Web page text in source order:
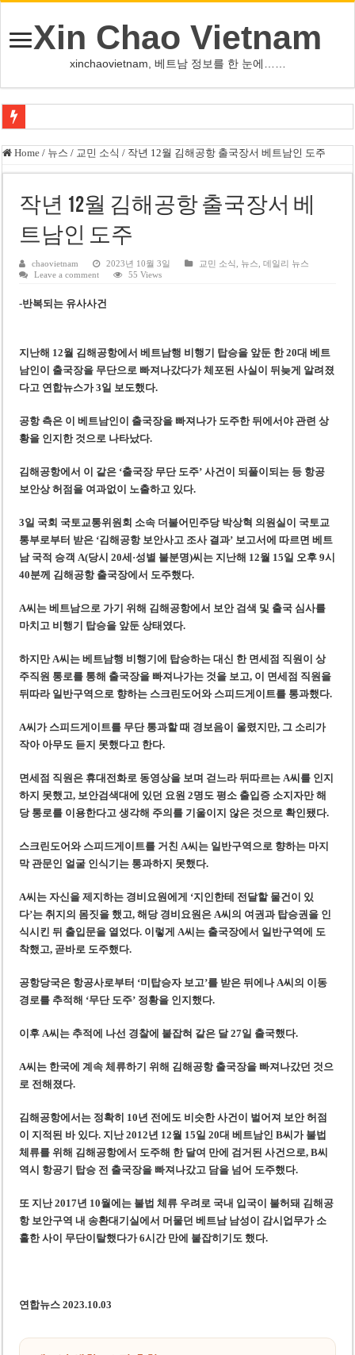
Xin Chao Vietnam
xinchaovietnam, 베트남 정보를 한 눈에……
베트남 화학·플라스틱 기업 납세 상위 10곳 공개…절반은 국영기업
MWG 대표 “올해 이익 목표 9조2천억동, 2~3개월 조기 달성 자신”
FIFA 인판티노 회장, 유럽 축구계·북미 정치권 불신임 압박 직면
미화원 쪽방 휴게실 논란…허리도 못 펴는 열악한 환경
우크라이나 전황 1,623일: 키이우, 탄도미사일 요격 실패…드론, 모스크바 집
호찌민 Đá Đỏ 수로 정비 사업, 2026년 말 완공 목표
조세심판원, 배우 유연석 30억 세금 불복 청구 기각
베트남 축구, 아세안컵 2026 캄보디아전 대승 예고
Home / 뉴스 / 교민 소식 / 작년 12월 김해공항 출국장서 베트남인 도주
작년 12월 김해공항 출국장서 베
트남인 도주
chaovietnam 2023년 10월 3일 교민 소식 뉴스 ,데일리 뉴스
Leave a comment
55 Views
-반복되는 유사사건
지난해 12월 김해공항에서 베트남행 비행기 탑승을 앞둔 한 20대 베트
남인이 출국장을 무단으로 빠져나갔다가 체포된 사실이 뒤늦게 알려졌
다고 연합뉴스가 3일 보도했다.
공항 측은 이 베트남인이 출국장을 빠져나가 도주한 뒤에서야 관련 상
황을 인지한 것으로 나타났다.
김해공항에서 이 같은 ‘출국장 무단 도주’ 사건이 되풀이되는 등 항공
보안상 허점을 여과없이 노출하고 있다.
3일 국회 국토교통위원회 소속 더불어민주당 박상혁 의원실이 국토교
통부로부터 받은 ‘김해공항 보안사고 조사 결과’ 보고서에 따르면 베트
남 국적 승객 A(당시 20세·성별 불분명)씨는 지난해 12월 15일 오후 9시
40분께 김해공항 출국장에서 도주했다.
A씨는 베트남으로 가기 위해 김해공항에서 보안 검색 및 출국 심사를
마치고 비행기 탑승을 앞둔 상태였다.
하지만 A씨는 베트남행 비행기에 탑승하는 대신 한 면세점 직원이 상
주직원 통로를 통해 출국장을 빠져나가는 것을 보고, 이 면세점 직원을
뒤따라 일반구역으로 향하는 스크린도어와 스피드게이트를 통과했다.
A씨가 스피드게이트를 무단 통과할 때 경보음이 울렸지만, 그 소리가
작아 아무도 듣지 못했다고 한다.
면세점 직원은 휴대전화로 동영상을 보며 걷느라 뒤따르는 A씨를 인지
하지 못했고, 보안검색대에 있던 요원 2명도 평소 출입증 소지자만 해
당 통로를 이용한다고 생각해 주의를 기울이지 않은 것으로 확인됐다.
스크린도어와 스피드게이트를 거친 A씨는 일반구역으로 향하는 마지
막 관문인 얼굴 인식기는 통과하지 못했다.
A씨는 자신을 제지하는 경비요원에게 ‘지인한테 전달할 물건이 있
다’는 취지의 몸짓을 했고, 해당 경비요원은 A씨의 여권과 탑승권을 인
식시킨 뒤 출입문을 열었다. 이렇게 A씨는 출국장에서 일반구역에 도
착했고, 곧바로 도주했다.
공항당국은 항공사로부터 ‘미탑승자 보고’를 받은 뒤에나 A씨의 이동
경로를 추적해 ‘무단 도주’ 정황을 인지했다.
이후 A씨는 추적에 나선 경찰에 붙잡혀 같은 달 27일 출국했다.
A씨는 한국에 계속 체류하기 위해 김해공항 출국장을 빠져나갔던 것으
로 전해졌다.
김해공항에서는 정확히 10년 전에도 비슷한 사건이 벌어져 보안 허점
이 지적된 바 있다. 지난 2012년 12월 15일 20대 베트남인 B씨가 불법
체류를 위해 김해공항에서 도주해 한 달여 만에 검거된 사건으로, B씨
역시 항공기 탑승 전 출국장을 빠져나갔고 담을 넘어 도주했다.
또 지난 2017년 10월에는 불법 체류 우려로 국내 입국이 불허돼 김해공
항 보안구역 내 송환대기실에서 머물던 베트남 남성이 감시업무가 소
홀한 사이 무단이탈했다가 6시간 만에 붙잡히기도 했다.
연합뉴스 2023.10.03